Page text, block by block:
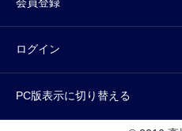
会員登録
ログイン
PC版表示に切り替える